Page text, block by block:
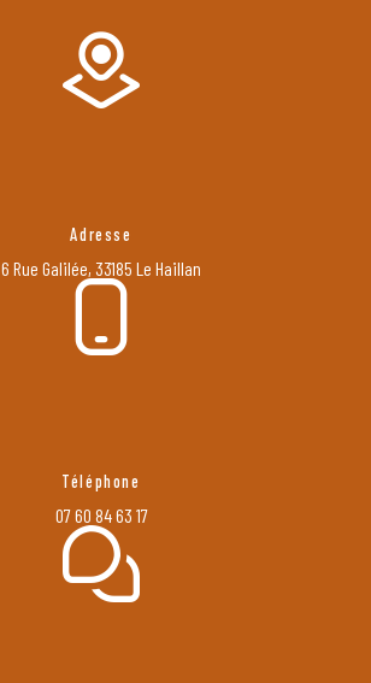
Adresse
6 Rue Galilée, 33185 Le Haillan
Téléphone
07 60 84 63 17